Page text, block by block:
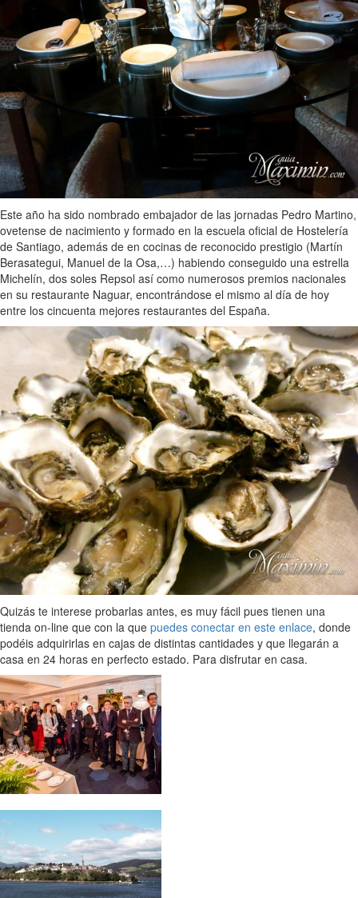
Este año ha sido nombrado embajador de las jornadas Pedro Martino,
ovetense de nacimiento y formado en la escuela oficial de Hostelería
de Santiago, además de en cocinas de reconocido prestigio (Martín
Berasategui, Manuel de la Osa,…) habiendo conseguido una estrella
Michelín, dos soles Repsol así como numerosos premios nacionales
en su restaurante Naguar, encontrándose el mismo al día de hoy
entre los cincuenta mejores restaurantes del España.
Quizás te interese probarlas antes, es muy fácil pues tienen una
tienda on-line que con la que puedes conectar en este enlace, donde
podéis adquirirlas en cajas de distintas cantidades y que llegarán a
casa en 24 horas en perfecto estado. Para disfrutar en casa.